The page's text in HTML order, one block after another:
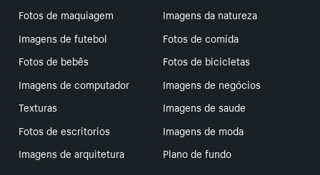
Fotos de maquiagem
Imagens da natureza
Imagens de futebol
Fotos de comida
Fotos de bebês
Fotos de bicicletas
Imagens de computador
Imagens de negócios
Texturas
Imagens de saude
Fotos de escritorios
Imagens de moda
Imagens de arquitetura
Plano de fundo